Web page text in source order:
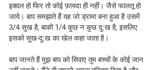
इक्वल हो फिर तो कोई फ़ायदा ही नहीं। जैसे फालतू हो
जाये। बाप समझाते हैं यह जो ड्रामा बना हुआ है उसमें
3/4 सुख है, बाकी 1/4 कुछ न कुछ दु:ख है, इसलिए
इसको सुख-दु:ख का खेल कहा जाता है।
बाप जानते हैं मुझ बाप को सिवाए तुम बच्चों के कोई जान